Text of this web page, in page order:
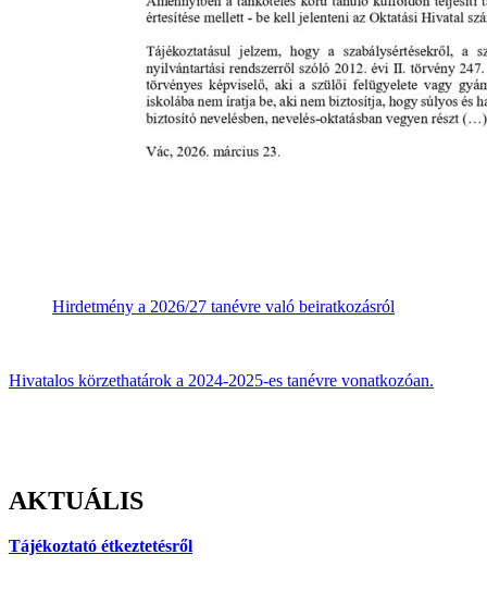
Hirdetmény a 2026/27 tanévre való beiratkozásról
Hivatalos körzethatárok a 2024-2025-es tanévre vonatkozóan.
AKTUÁLIS
Tájékoztató étkeztetésről